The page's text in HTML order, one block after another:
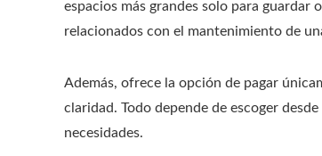
espacios más grandes solo para guardar
relacionados con el mantenimiento de
Además, ofrece la opción de pagar
claridad. Todo depende de escoger
necesidades.